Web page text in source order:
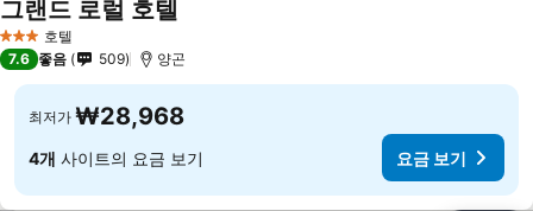
3 성급 호텔
그랜드 로럴 호텔
7.6 좋음 509 양곤
최저가 ₩28,968
4개 사이트의 요금 보기 요금 보기